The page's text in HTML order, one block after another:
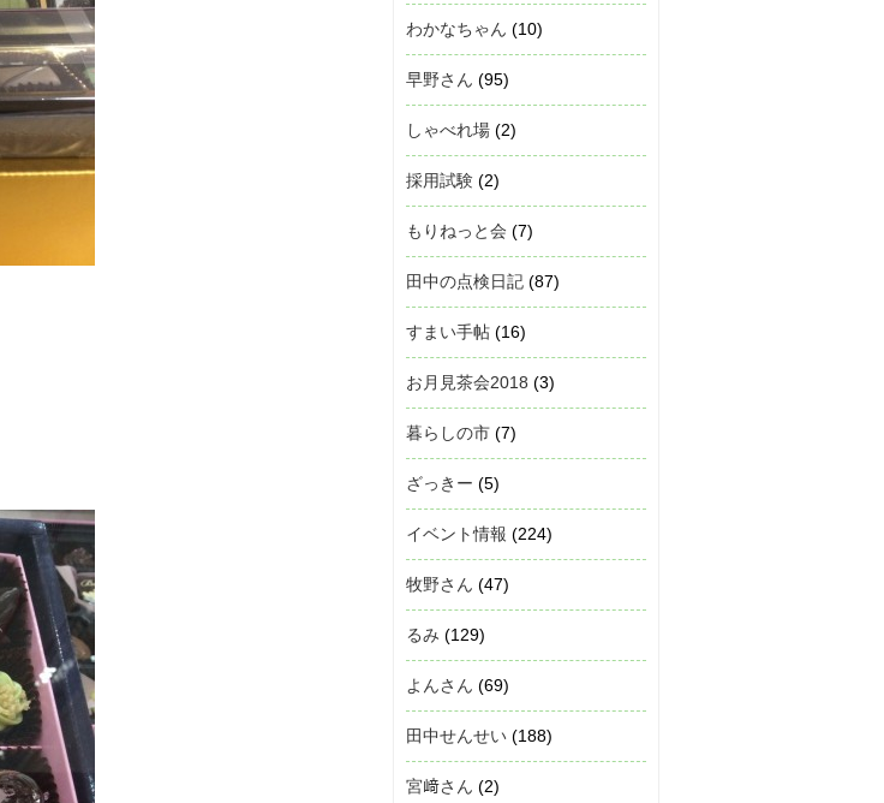
わかなちゃん (10)
早野さん (95)
しゃべれ場 (2)
採用試験 (2)
もりねっと会 (7)
田中の点検日記 (87)
すまい手帖 (16)
お月見茶会2018 (3)
暮らしの市 (7)
ざっきー (5)
イベント情報 (224)
牧野さん (47)
るみ (129)
よんさん (69)
田中せんせい (188)
宮﨑さん (2)